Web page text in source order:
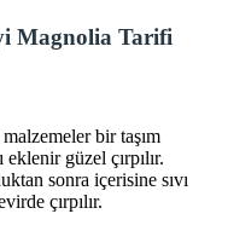
Magnolia Tarifi
bir taşım
eklenir güzel çırpılır.
sonra içerisine sıvı
çırpılır.